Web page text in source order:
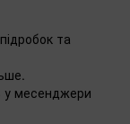
та
у месенджери